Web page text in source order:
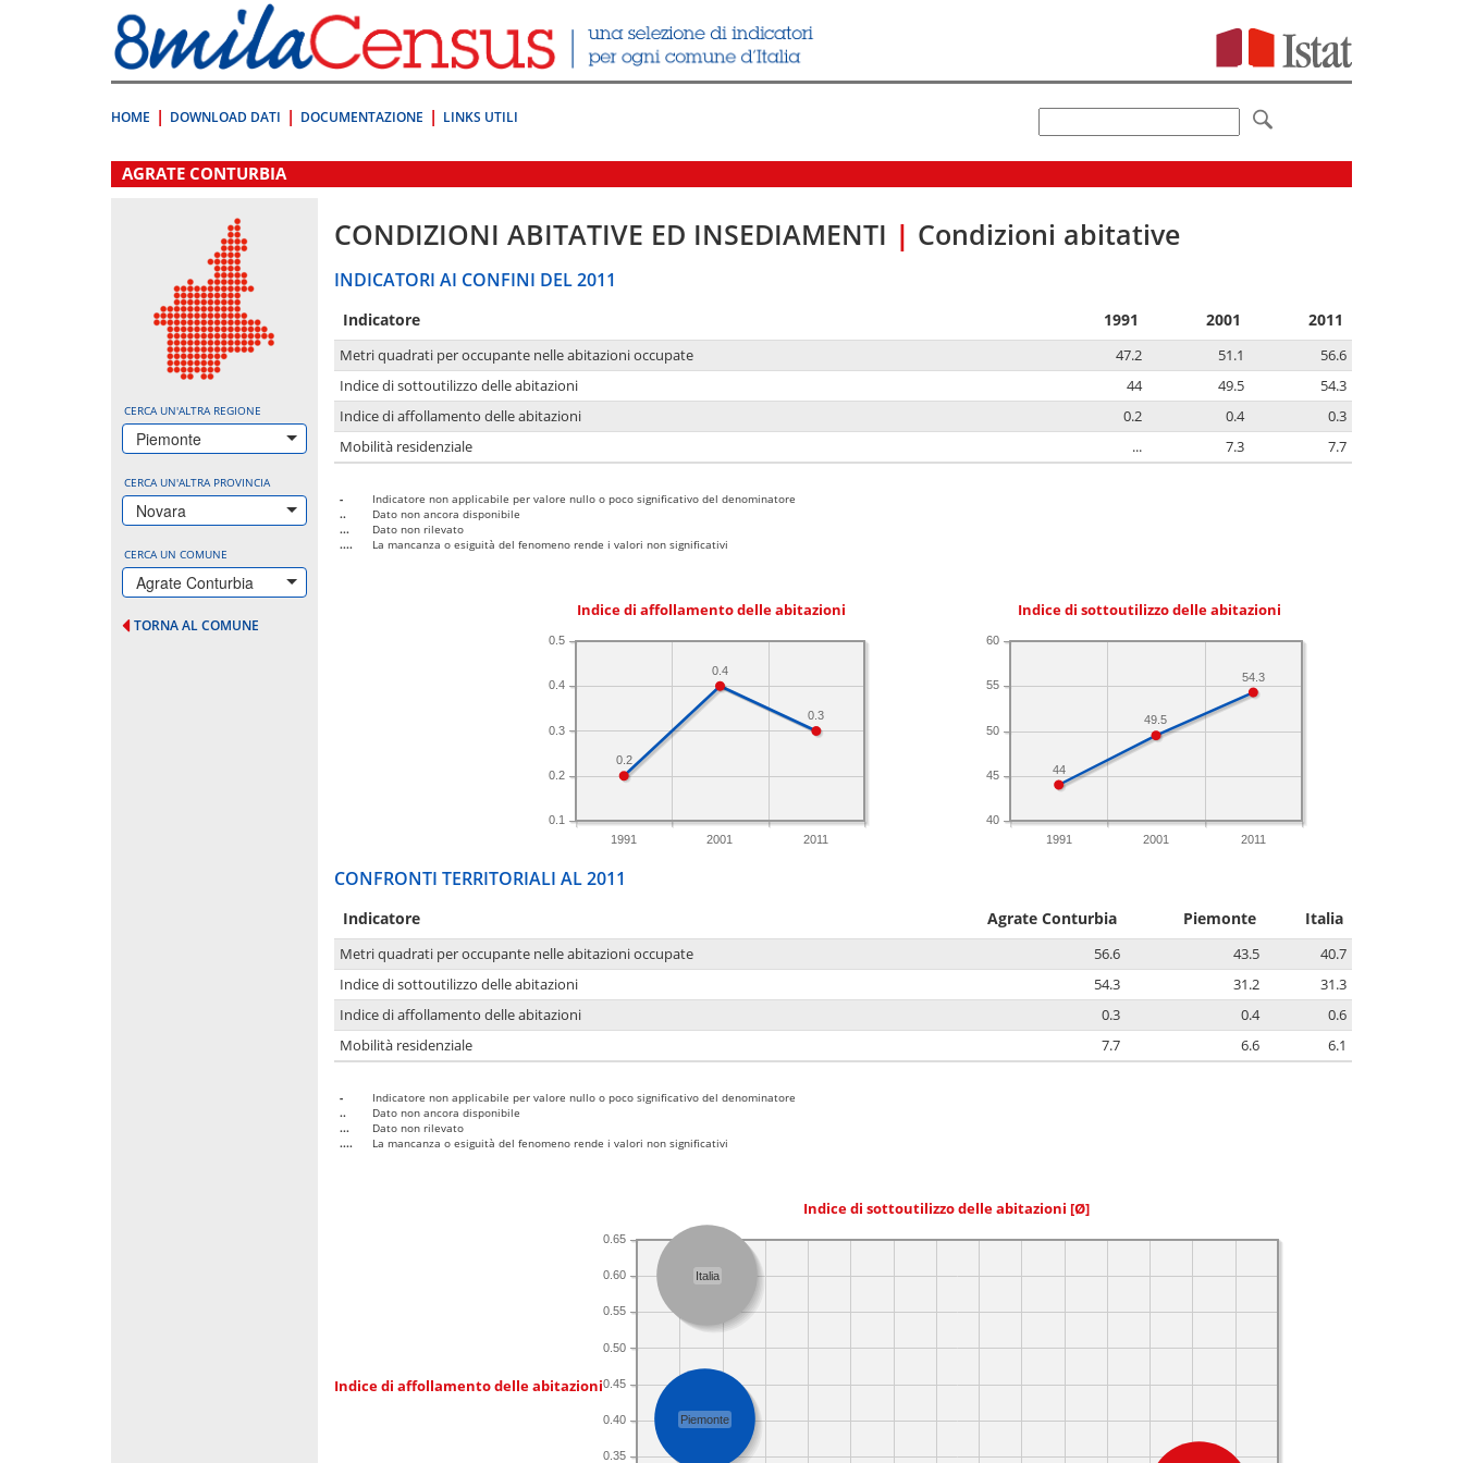
direttamente
a:
Contenuto
HOME DOWNLOAD DATI DOCUMENTAZIONE LINKS UTILI
.
AGRATE CONTURBIA
CERCA UN'ALTRA REGIONE
Piemonte
CERCA UN'ALTRA PROVINCIA
Novara
CERCA UN COMUNE
Agrate Conturbia
TORNA AL COMUNE
CONDIZIONI ABITATIVE ED INSEDIAMENTI | Condizioni abitative
INDICATORI AI CONFINI DEL 2011
Indicatore 1991 2001 2011
Metri quadrati per occupante nelle abitazioni occupate 47.2 51.1
56.6
Indice di sottoutilizzo delle abitazioni
44 49.5
54.3
Indice di affollamento delle abitazioni
0.2 0.4
0.3
Mobilità residenziale
... 7.3 7.7
-
Indicatore non applicabile per valore nullo o poco significativo del denominatore
..
Dato non ancora disponibile
...
Dato non rilevato
....
La mancanza o esiguità del fenomeno rende i valori non significativi
Indice di affollamento delle abitazioni
1991 2001 2011
0.1
0.2
0.3
0.4
0.5
0.3
0.4
0.2
Indice di sottoutilizzo delle abitazioni
1991 2001 2011
40
45
50
55
60
54.3
49.5
44
CONFRONTI TERRITORIALI AL 2011
Indicatore Agrate Conturbia Piemonte Italia
Metri quadrati per occupante nelle abitazioni occupate 56.6 43.5
40.7
Indice di sottoutilizzo delle abitazioni
54.3 31.2
31.3
Indice di affollamento delle abitazioni
0.3 0.4
0.6
Mobilità residenziale
7.7 6.6 6.1
-
Indicatore non applicabile per valore nullo o poco significativo del denominatore
..
Dato non ancora disponibile
...
Dato non rilevato
....
La mancanza o esiguità del fenomeno rende i valori non significativi
Indice di sottoutilizzo delle abitazioni [Ø]
Indice di affollamento delle abitazioni
0.35
0.40
0.45
0.50
0.55
0.60
0.65
Piemonte
Italia